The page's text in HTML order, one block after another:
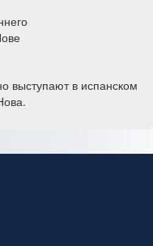
выступают в испанском